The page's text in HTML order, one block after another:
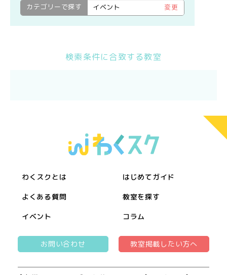
カテゴリーで探す
イベント 変更
検索条件に合致する教室
わくスクとは はじめてガイド
よくある質問 教室を探す
イベント コラム
お問い合わせ 教室掲載したい方へ